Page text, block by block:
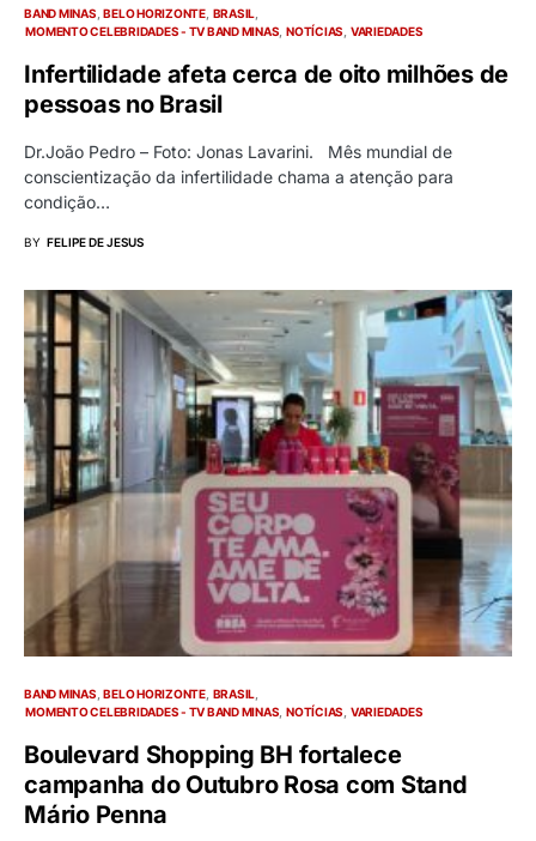
BAND MINAS BELO HORIZONTE BRASIL
MOMENTO CELEBRIDADES - TV BAND MINAS NOTÍCIAS VARIEDADES
Infertilidade afeta cerca de oito milhões de
pessoas no Brasil
Dr.João Pedro – Foto: Jonas Lavarini. Mês mundial de
conscientização da infertilidade chama a atenção para
condição…
BY FELIPE DE JESUS
BAND MINAS BELO HORIZONTE BRASIL
MOMENTO CELEBRIDADES - TV BAND MINAS NOTÍCIAS VARIEDADES
Boulevard Shopping BH fortalece
campanha do Outubro Rosa com Stand
Mário Penna